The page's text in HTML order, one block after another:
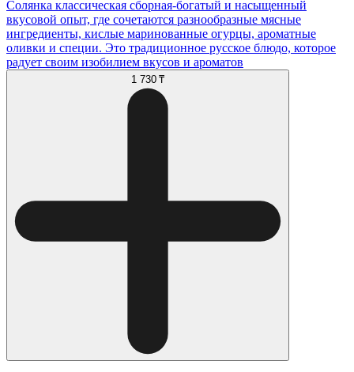
Солянка классическая сборная-богатый и насыщенный
вкусовой опыт, где сочетаются разнообразные мясные
ингредиенты, кислые маринованные огурцы, ароматные
оливки и специи. Это традиционное русское блюдо, которое
радует своим изобилием вкусов и ароматов
1 730 ₸